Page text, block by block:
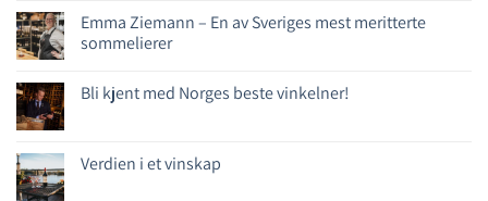
Emma Ziemann – En av Sveriges mest meritterte
sommelierer
Bli kjent med Norges beste vinkelner!
Verdien i et vinskap